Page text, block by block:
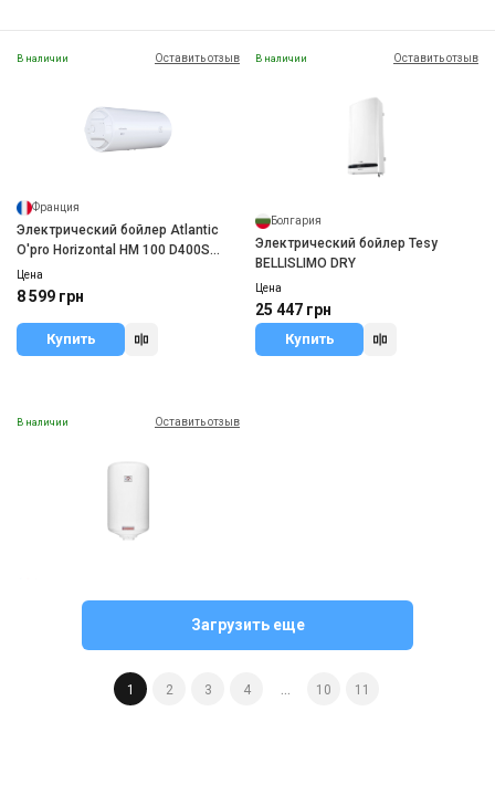
В наличии Оставить отзыв
Франция
Электрический бойлер Atlantic
O'pro Horizontal HM 100 D400S
(1500W)
Цена
8 599 грн
Купить
В наличии Оставить отзыв
Болгария
Электрический бойлер Tesy
BELLISLIMO DRY
Цена
25 447 грн
Купить
В наличии Оставить отзыв
Электрический бойлер Atlantic
Загрузить еще
1 2 3 4 ... 10 11